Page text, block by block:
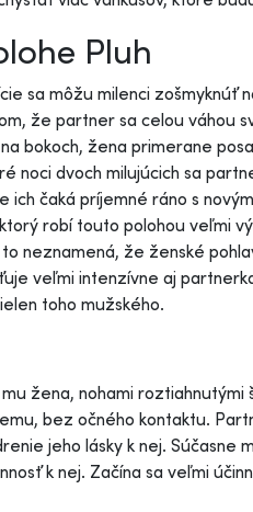
Pluh
sa môžu milenci zošmyknúť
že partner sa celou váhou
bokoch, žena primerane
noci dvoch milujúcich sa
čaká príjemné ráno s
robí touto polohou veľmi
neznamená, že ženské
veľmi intenzívne aj
toho mužského.
žena, nohami roztiahnutými
bez očného kontaktu.
jeho lásky k nej. Súčasne
k nej. Začína sa veľmi